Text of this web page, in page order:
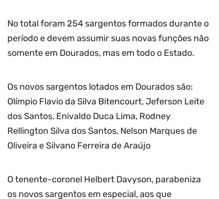
No total foram 254 sargentos formados durante o
período e devem assumir suas novas funções não
somente em Dourados, mas em todo o Estado.
Os novos sargentos lotados em Dourados são:
Olímpio Flavio da Silva Bitencourt, Jeferson Leite
dos Santos, Enivaldo Duca Lima, Rodney
Rellington Silva dos Santos, Nelson Marques de
Oliveira e Silvano Ferreira de Araújo
O tenente-coronel Helbert Davyson, parabeniza
os novos sargentos em especial, aos que